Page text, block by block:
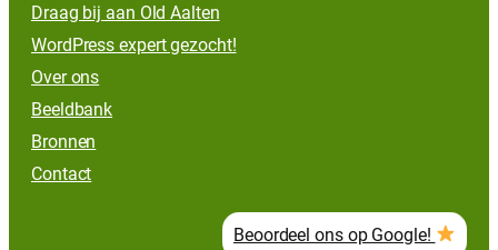
Draag bij aan Old Aalten
WordPress expert gezocht!
Over ons
Beeldbank
Bronnen
Contact
Beoordeel ons op Google!